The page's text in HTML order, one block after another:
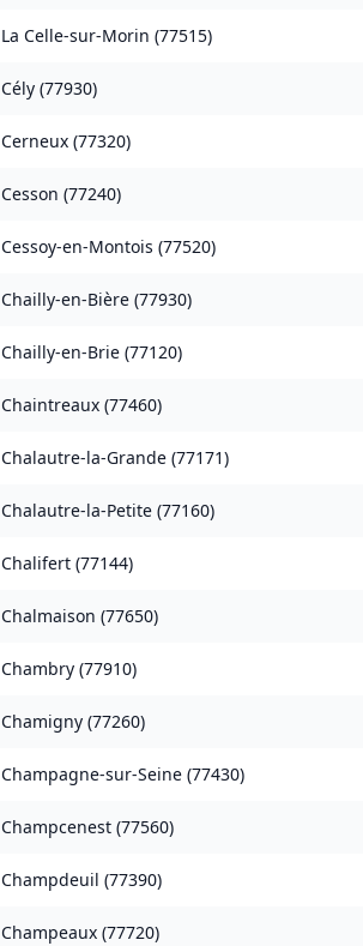
La Celle-sur-Morin (77515)
Cély (77930)
Cerneux (77320)
Cesson (77240)
Cessoy-en-Montois (77520)
Chailly-en-Bière (77930)
Chailly-en-Brie (77120)
Chaintreaux (77460)
Chalautre-la-Grande (77171)
Chalautre-la-Petite (77160)
Chalifert (77144)
Chalmaison (77650)
Chambry (77910)
Chamigny (77260)
Champagne-sur-Seine (77430)
Champcenest (77560)
Champdeuil (77390)
Champeaux (77720)